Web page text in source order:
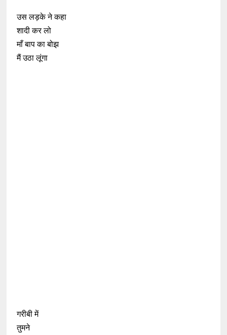
उस लड़के ने कहा
शादी कर लो
माँ बाप का बोझ
मैं उठा लूंगा
गरीबी में
तुमने